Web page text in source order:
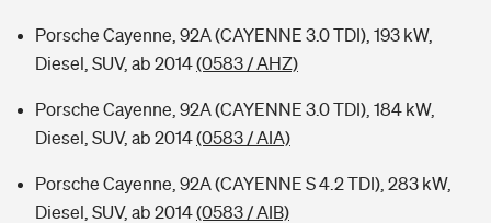
Porsche Cayenne, 92A (CAYENNE 3.0 TDI), 193 kW,
Diesel, SUV, ab 2014(0583 / AHZ)
Porsche Cayenne, 92A (CAYENNE 3.0 TDI), 184 kW,
Diesel, SUV, ab 2014(0583 / AIA)
Porsche Cayenne, 92A (CAYENNE S 4.2 TDI), 283 kW,
Diesel, SUV, ab 2014(0583 / AIB)